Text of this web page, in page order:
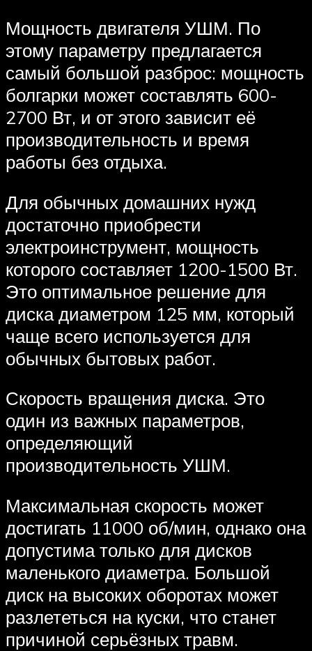
Мощность двигателя УШМ. По
этому параметру предлагается
самый большой разброс: мощность
болгарки может составлять 600-
2700 Вт, и от этого зависит её
производительность и время
работы без отдыха.
Для обычных домашних нужд
достаточно приобрести
электроинструмент, мощность
которого составляет 1200-1500 Вт.
Это оптимальное решение для
диска диаметром 125 мм, который
чаще всего используется для
обычных бытовых работ.
Скорость вращения диска. Это
один из важных параметров,
определяющий
производительность УШМ.
Максимальная скорость может
достигать 11000 об/мин, однако она
допустима только для дисков
маленького диаметра. Большой
диск на высоких оборотах может
разлететься на куски, что станет
причиной серьёзных травм.